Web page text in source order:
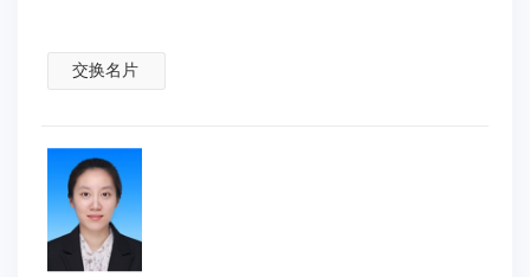
交换名片